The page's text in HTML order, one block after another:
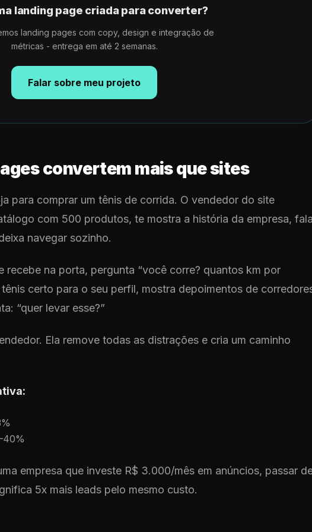
landing page criada para converter?
landing pages com copy, design e integração de
métricas - entrega em até 2 semanas.
Falar sobre meu projeto
convertem mais que sites
para comprar um tênis de corrida. O vendedor do site
com 500 produtos, te mostra a história da empresa,
navegar sozinho.
recebe na porta, pergunta “você corre? quantos km por
certo para o seu perfil, mostra depoimentos de
“quer levar esse?”
Ela remove todas as distrações e cria um caminho
empresa que investe R$ 3.000/mês em anúncios, passar
5x mais leads pelo mesmo custo.